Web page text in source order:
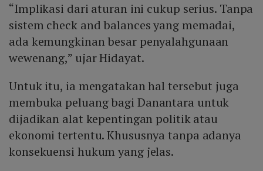
“Implikasi dari aturan ini cukup serius. Tanpa
sistem check and balances yang memadai,
ada kemungkinan besar penyalahgunaan
wewenang,” ujar Hidayat.
Untuk itu, ia mengatakan hal tersebut juga
membuka peluang bagi Danantara untuk
dijadikan alat kepentingan politik atau
ekonomi tertentu. Khususnya tanpa adanya
konsekuensi hukum yang jelas.